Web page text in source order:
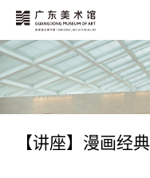
【讲座】漫画经